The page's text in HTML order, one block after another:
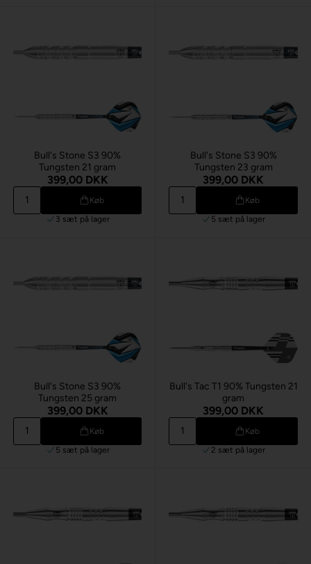
Bull's Stone S3 90%
Tungsten 21 gram
399,00 DKK
Køb
3 sæt på lager
Bull's Stone S3 90%
Tungsten 23 gram
399,00 DKK
Køb
5 sæt på lager
Bull's Stone S3 90%
Tungsten 25 gram
399,00 DKK
Køb
5 sæt på lager
Bull's Tac T1 90% Tungsten 21
gram
399,00 DKK
Køb
2 sæt på lager